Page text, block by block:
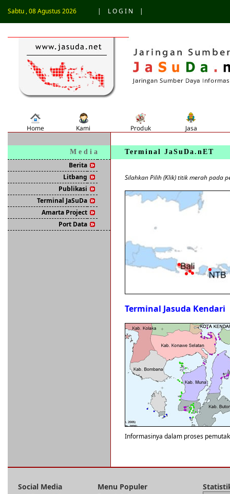
Sabtu , 08 Agustus 2026 | L O G I N |
M e d i a
Berita
Litbang
Publikasi
Terminal JaSuDa
Amarta Project
Port Data
Terminal JaSuDa.nET
Silahkan Pilih (Klik) titik merah pada
Terminal Jasuda Kendari
Informasinya dalam proses
Social Media Menu Populer